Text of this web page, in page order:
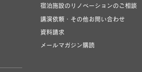
宿泊施設のリノベーションのご相談
講演依頼・その他お問い合わせ
資料請求
メールマガジン購読